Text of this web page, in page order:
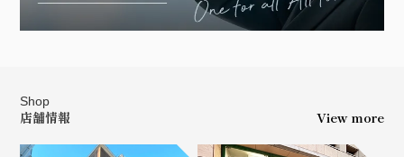
Shop
店舗情報 View more